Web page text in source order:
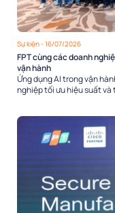
Sự kiện- 16/07/2026
FPT cùng các doanh
vận hành
Ứng dụng AI trong vận
nghiệp tối ưu hiệu suất